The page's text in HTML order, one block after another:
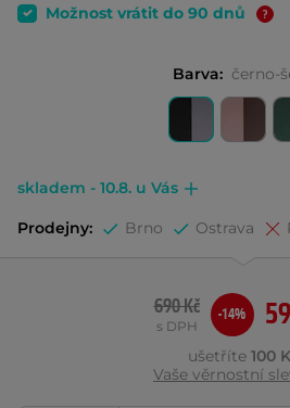
Možnost vrátit do 90 dnů
Barva: černo-
skladem - 10.8. u Vás
Prodejny: Brno Ostrava
690 Kč
s DPH
-14%
ušetříte 100
Vaše věrnostní